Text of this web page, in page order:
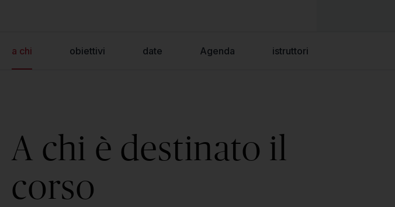
a chi obiettivi date Agenda istruttori
A chi è destinato il
corso